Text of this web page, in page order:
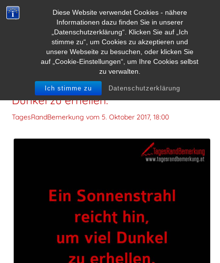
Diese Website verwendet Cookies - nähere
Informationen dazu finden Sie in unserer
„Datenschutzerklärung“. Klicken Sie auf „Ich
stimme zu“, um Cookies zu akzeptieren und
unsere Webseite zu besuchen, oder klicken Sie
auf „Cookie-Einstellungen“, um Ihre Cookies selbst
zu verwalten.
Ich stimme zu Datenschutzerklärung
Ein Sonnenstrahl reicht hin, um viel
Dunkel zu erhellen.
TagesRandBemerkung vom 5. Oktober 2017, 18:00